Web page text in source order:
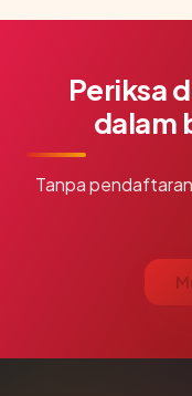
Periksa
dalam
Tanpa